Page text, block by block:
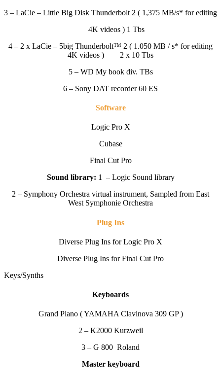
3 – LaCie – Little Big Disk Thunderbolt 2 ( 1,375 MB/s* for editing
4K videos ) 1 Tbs
4 – 2 x LaCie – 5big Thunderbolt™ 2 ( 1.050 MB / s* for editing
4K videos ) 2 x 10 Tbs
5 – WD My book div. TBs
6 – Sony DAT recorder 60 ES
Software
Logic Pro X
Cubase
Final Cut Pro
Sound library: 1 – Logic Sound library
2 – Symphony Orchestra virtual instrument, Sampled from East
West Symphonie Orchestra
Plug Ins
Diverse Plug Ins for Logic Pro X
Diverse Plug Ins for Final Cut Pro
Keys/Synths
Keyboards
Grand Piano ( YAMAHA Clavinova 309 GP )
2 – K2000 Kurzweil
3 – G 800 Roland
Master keyboard